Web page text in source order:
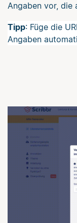
Angaben vor, die
Tipp: Füge die
Angaben